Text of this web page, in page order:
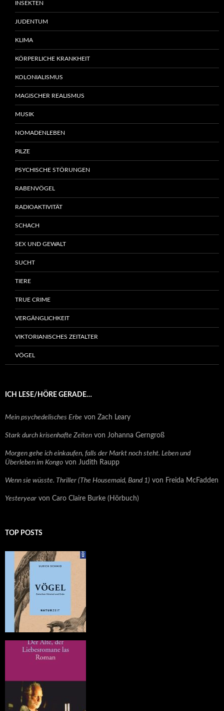
INSEKTEN
JUDENTUM
KLIMA
KÖRPERLICHE KRANKHEIT
KOLONIALISMUS
MAGISCHER REALISMUS
MUSIK
NOMADENLEBEN
PILZE
PSYCHISCHE STÖRUNGEN
RABENVÖGEL
RADIOAKTIVITÄT
SCHACH
SEX UND GEWALT
SUCHT
TIERE
TRUE CRIME
VERGÄNGLICHKEIT
VIKTORIANISCHES ZEITALTER
VÖGEL
ICH LESE/HÖRE GERADE…
Mein psychedelisches Erbe von Zach Leary
Stark durch krisenhafte Zeiten von Johanna Gerngroß
Morgen gehe ich einkaufen, falls der Markt noch steht. Leben und
Überleben im Kongo von Judith Raupp
Wenn sie wüsste. Thriller (The Housemaid, Band 1) von Freida McFadden
Yesteryear von Caro Claire Burke (Hörbuch)
TOP POSTS